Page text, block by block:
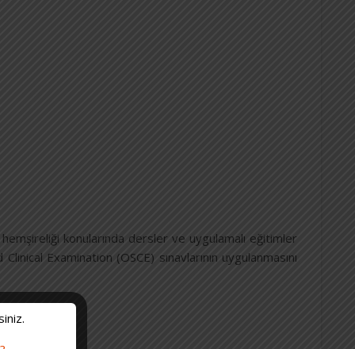
konularında dersler ve uygulamalı eğitimler
Examination (OSCE) sınavlarının uygulanmasını